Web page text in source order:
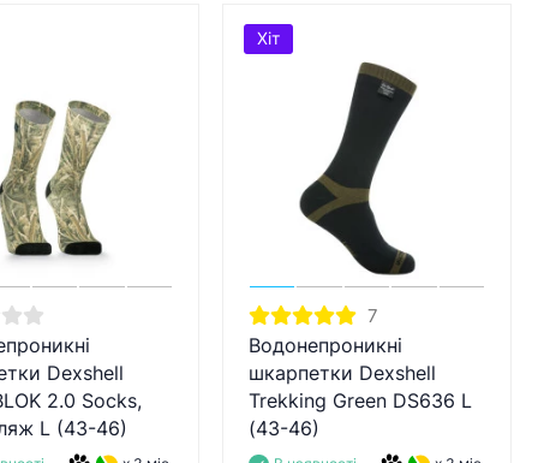
Dexshell
2.0 Socks,
L (43-46)
7
Водонепроникні
шкарпетки Dexshell
Trekking Green DS636 L
(43-46)
Хіт